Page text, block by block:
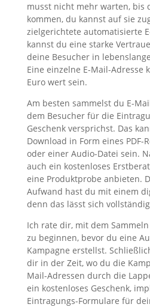
musst nicht mehr warten, bis
kommen, du kannst auf sie
zielgerichtete automatisierte
kannst du eine starke
deine Besucher in
Eine einzelne E-Mail-Adresse
Euro wert sein.
Am besten sammelst du E-
dem Besucher für die
Geschenk versprichst. Das
Download in Form eines PDF-
oder einer Audio-Datei sein.
auch ein kostenloses
eine Produktprobe anbieten.
Aufwand hast du mit einem
denn das lässt sich
Ich rate dir, mit dem
zu beginnen, bevor du eine
Kampagne erstellst.
dir in der Zeit, wo du die
Mail-Adressen durch die
ein kostenloses Geschenk,
Eintragungs-Formulare für